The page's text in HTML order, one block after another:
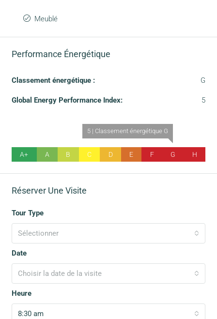
Meublé
Performance Énergétique
Classement énergétique : G
Global Energy Performance Index: 5
A+ A B C D E F
5 | Classement énergétique G
G H
Réserver Une Visite
Tour Type
Sélectionner
Date
Choisir la date de la visite
Heure
8:30 am